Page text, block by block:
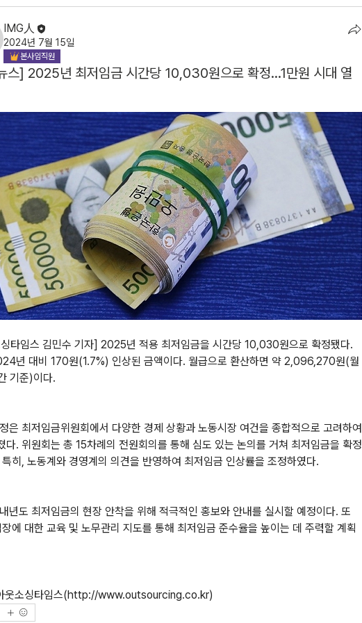
人
IMG人
2024년 7월 15일
본사임직원
스] 2025년 최저임금 시간당 10,030원으로 확정...1만원 시대 열
타임스 김민수 기자] 2025년 적용 최저임금을 시간당 10,030원으로 확정됐다.
년 대비 170원(1.7%) 인상된 금액이다. 월급으로 환산하면 약 2,096,270원(월
기준)이다​.
은 최저임금위원회에서 다양한 경제 상황과 노동시장 여건을 종합적으로 고려하여
다. 위원회는 총 15차례의 전원회의를 통해 심도 있는 논의를 거쳐 최저임금을 확정
히, 노동계와 경영계의 의견을 반영하여 최저임금 인상률을 조정하였다​.
년도 최저임금의 현장 안착을 위해 적극적인 홍보와 안내를 실시할 예정이다. 또
에 대한 교육 및 노무관리 지도를 통해 최저임금 준수율을 높이는 데 주력할 계획
웃소싱타임스(http://www.outsourcing.co.kr)